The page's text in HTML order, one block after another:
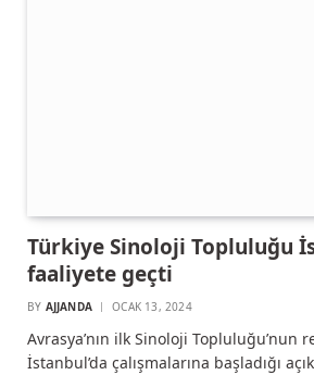
Türkiye Sinoloji Topluluğu
faaliyete geçti
BY AJJANDA OCAK 13, 2024
Avrasya’nın ilk Sinoloji Topluluğu’nun
İstanbul’da çalışmalarına başladığı